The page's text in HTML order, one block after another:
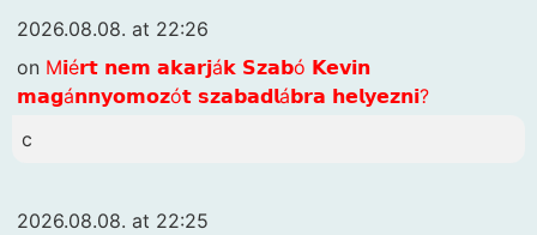
2026.08.08. at 22:26
on M𝗶é𝗿𝘁 𝗻𝗲𝗺 𝗮𝗸𝗮𝗿𝗷á𝗸 𝗦𝘇𝗮𝗯ó 𝗞𝗲𝘃𝗶𝗻
𝗺𝗮𝗴á𝗻𝗻𝘆𝗼𝗺𝗼𝘇ó𝘁 𝘀𝘇𝗮𝗯𝗮𝗱𝗹á𝗯𝗿𝗮 𝗵𝗲𝗹𝘆𝗲𝘇𝗻𝗶?
c
2026.08.08. at 22:25